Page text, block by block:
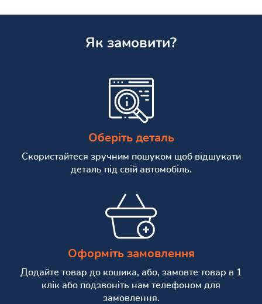
Як замовити?
Оберіть деталь
Скористайтеся зручним пошуком щоб відшукати
деталь під свій автомобіль.
Оформіть замовлення
Додайте товар до кошика, або, замовте товар в 1
клік або подзвоніть нам телефоном для
замовлення.